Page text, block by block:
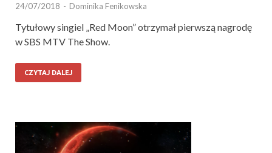
24/07/2018 - Dominika Fenikowska
Tytułowy singiel „Red Moon” otrzymał pierwszą nagrodę
w SBS MTV The Show.
CZYTAJ DALEJ